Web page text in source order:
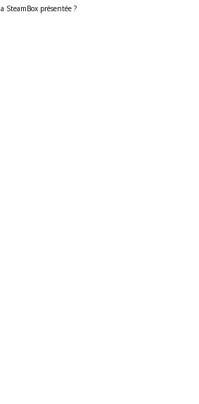
SteamBox présentée ?